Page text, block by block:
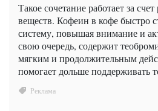
Такое сочетание работает за
веществ. Кофеин в кофе быстро
систему, повышая внимание и
свою очередь, содержит
мягким и продолжительным
помогает дольше поддерживать